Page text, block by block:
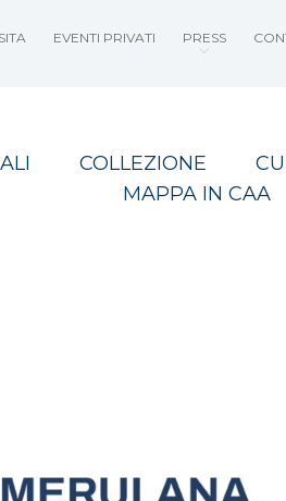
EVENTI PRIVATI PRESS
COLLEZIONE
MAPPA IN CAA